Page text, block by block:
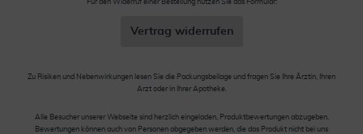
Für den Widerruf einer Bestellung nutzen Sie das Formular:
Vertrag widerrufen
Zu Risiken und Nebenwirkungen lesen Sie die Packungsbeilage und fragen Sie Ihre Ärztin, Ihren
Arzt oder in Ihrer Apotheke.
Alle Besucher unserer Webseite sind herzlich eingeladen, Produktbewertungen abzugeben.
Bewertungen können auch von Personen abgegeben werden, die das Produkt nicht bei uns